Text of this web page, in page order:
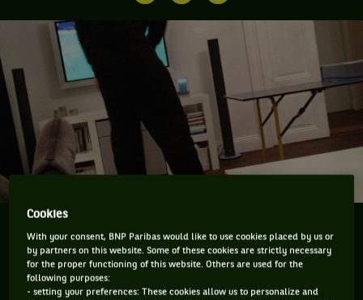
ans. Que fait-il de son temps ? Reviendra t-il un jour
Cookies
With your consent, BNP Paribas would like to use cookies placed by us or
by partners on this website. Some of these cookies are strictly necessary
for the proper functioning of this website. Others are used for the
following purposes:
- setting your preferences: These cookies allow us to personalize and